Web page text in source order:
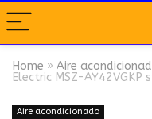
Home » Aire
Electric MSZ-AY42VGKP
Aire acondicionado